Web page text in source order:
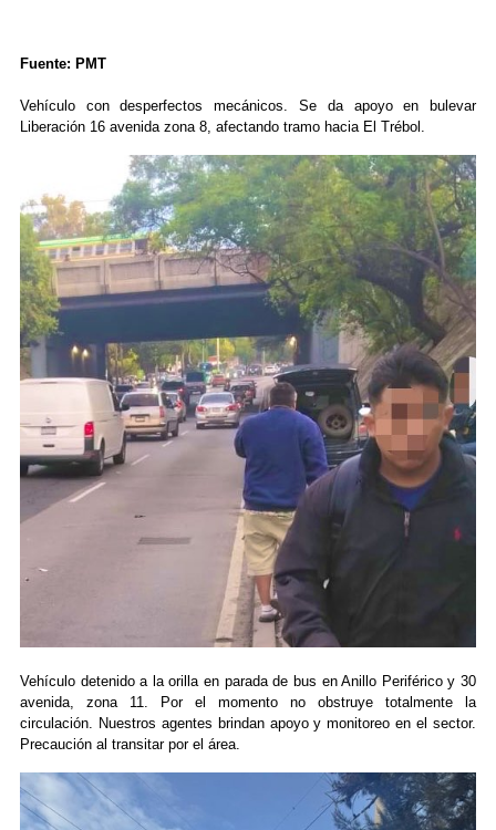
Fuente: PMT
Vehículo con desperfectos mecánicos. Se da apoyo en bulevar
Liberación 16 avenida zona 8, afectando tramo hacia El Trébol.
Vehículo detenido a la orilla en parada de bus en Anillo Periférico y 30
avenida, zona 11. Por el momento no obstruye totalmente la
circulación. Nuestros agentes brindan apoyo y monitoreo en el sector.
Precaución al transitar por el área.